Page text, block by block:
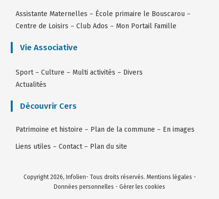
Assistante Maternelles – École primaire le Bouscarou –
Centre de Loisirs –Club Ados – Mon Portail Famille
Vie Associative
Sport –Culture – Multi activités – Divers
Actualités
Découvrir Cers
Patrimoine et histoire – Plan de la commune – En images
Liens utiles –Contact– Plan du site
Copyright 2026, Infolien- Tous droits réservés. Mentions légales -
Données personnelles - Gérer les cookies